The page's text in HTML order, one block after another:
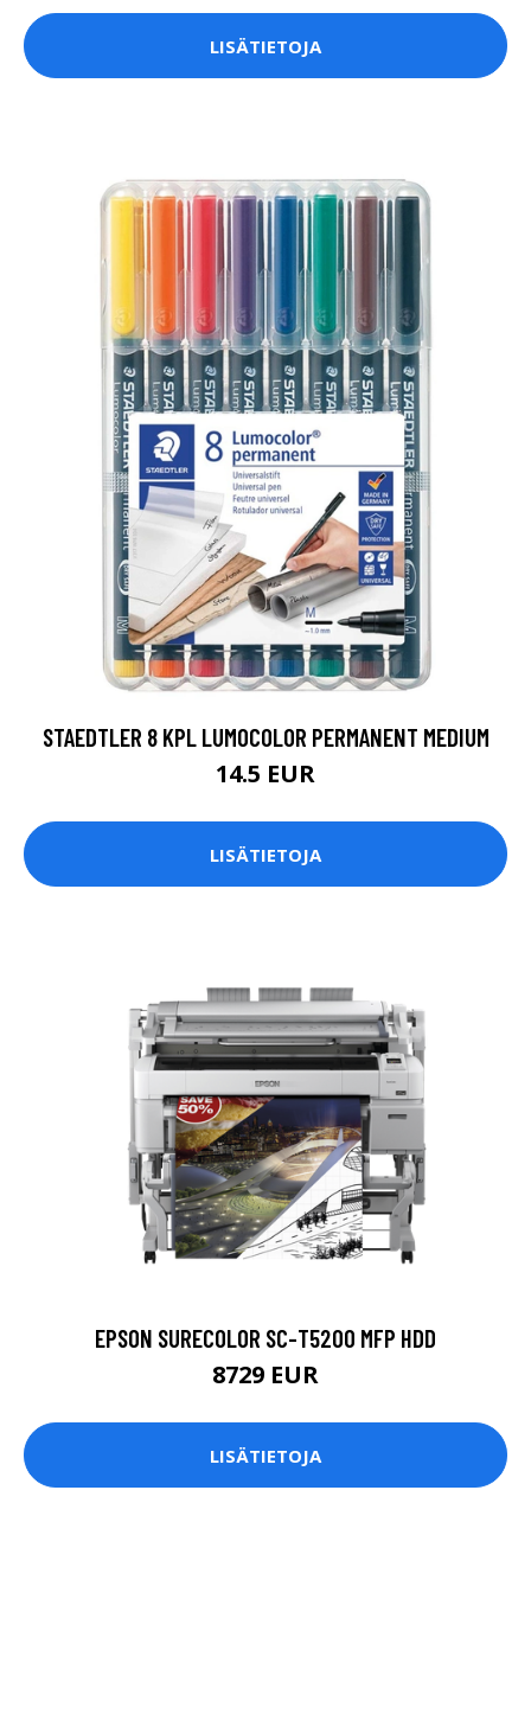
LISÄTIETOJA
STAEDTLER 8 KPL LUMOCOLOR PERMANENT MEDIUM
14.5 EUR
LISÄTIETOJA
EPSON SURECOLOR SC-T5200 MFP HDD
8729 EUR
LISÄTIETOJA